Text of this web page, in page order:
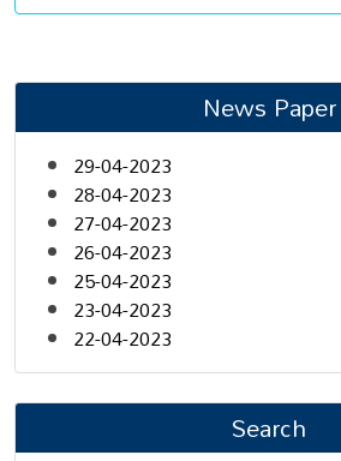
News Paper
29-04-2023
28-04-2023
27-04-2023
26-04-2023
25-04-2023
23-04-2023
22-04-2023
Search